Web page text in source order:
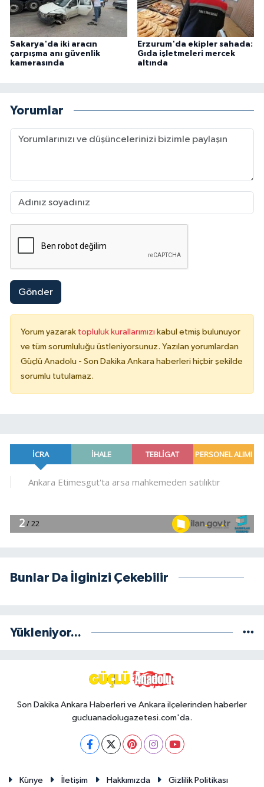
Sakarya'da iki aracın
çarpışma anı güvenlik
kamerasında
Erzurum'da ekipler sahada:
Gıda işletmeleri mercek
altında
Yorumlar
Gönder
Yorum yazarak topluluk kurallarımızı kabul etmiş bulunuyor
ve tüm sorumluluğu üstleniyorsunuz. Yazılan yorumlardan
Güçlü Anadolu - Son Dakika Ankara haberleri hiçbir şekilde
sorumlu tutulamaz.
Bunlar Da İlginizi Çekebilir
Yükleniyor...
Son Dakika Ankara Haberleri ve Ankara ilçelerinden haberler
gucluanadolugazetesi.com'da.
Künye İletişim Hakkımızda Gizlilik Politikası